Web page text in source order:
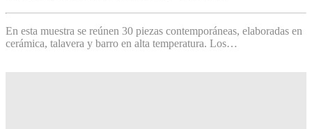
En esta muestra se reúnen 30 piezas contemporáneas, elaboradas en
cerámica, talavera y barro en alta temperatura. Los…